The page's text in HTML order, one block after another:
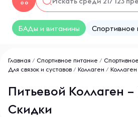
БАДы и витамины Спортивное
Главная / Спортивное питание /
Для связок и суставов / Коллаген /
Питьевой Коллаген
Скидки